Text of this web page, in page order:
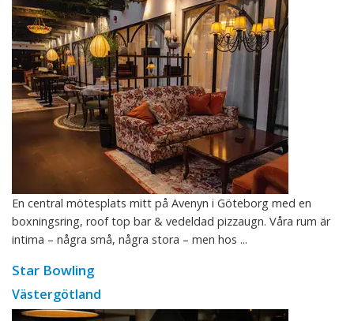
En central mötesplats mitt på Avenyn i Göteborg med en
boxningsring, roof top bar & vedeldad pizzaugn. Våra rum är
intima – några små, några stora – men hos ...
Star Bowling
Västergötland